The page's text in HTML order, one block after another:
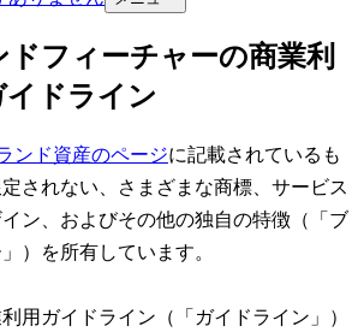
ドフィーチャーの商業利
ドライン
ンド資産のページに記載されているも
されない、さまざまな商標、サービス
ン、およびその他の独自の特徴（「ブ
）を所有しています。
用ガイドライン（「ガイドライン」）